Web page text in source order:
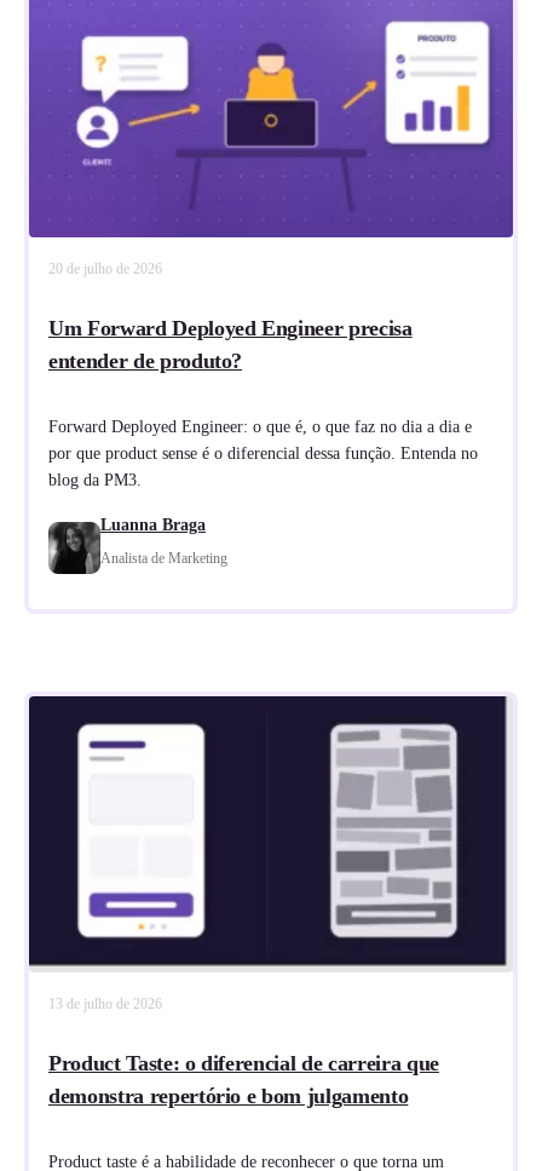
20 de julho de 2026
Um Forward Deployed Engineer precisa
entender de produto?
Forward Deployed Engineer: o que é, o que faz no dia a dia e
por que product sense é o diferencial dessa função. Entenda no
blog da PM3.
Luanna Braga
Analista de Marketing
13 de julho de 2026
Product Taste: o diferencial de carreira que
demonstra repertório e bom julgamento
Product taste é a habilidade de reconhecer o que torna um